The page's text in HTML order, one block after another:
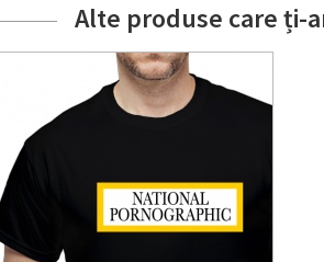
Alte produse care ți-